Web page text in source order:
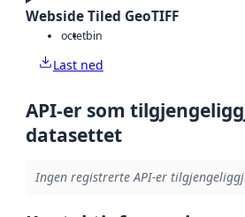
Webside Tiled GeoTIFF
octetbin
Last ned
API-er som
datasettet
Ingen registrerte API-er